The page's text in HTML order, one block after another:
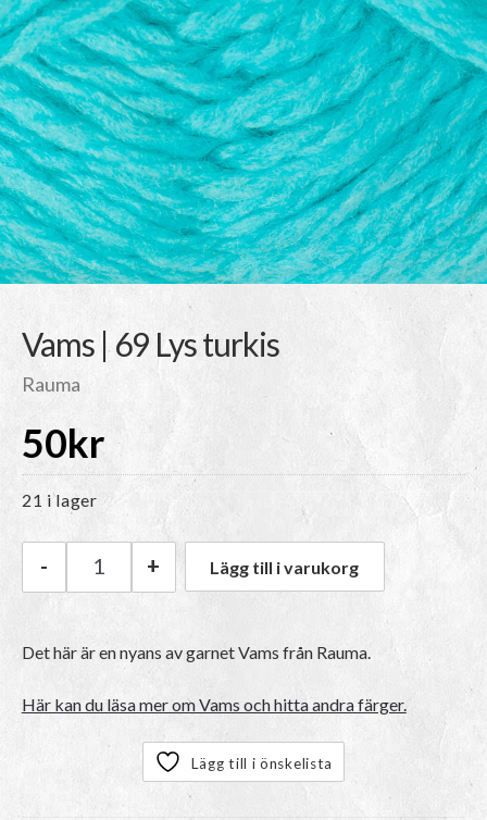
Vams | 69 Lys turkis
Rauma
50kr
21 i lager
Rauma Vams | 69 Lys turkis mängd
- + Lägg till i varukorg
Det här är en nyans av garnetVams från Rauma.
Här kan du läsa mer om Vams och hitta andra färger.
Lägg till i önskelista